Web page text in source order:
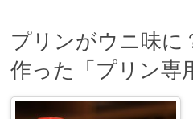
プリンがウニ味に
作った「プリン専